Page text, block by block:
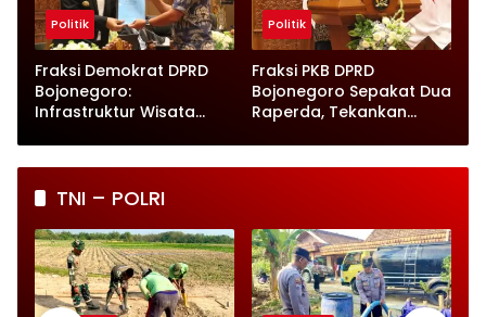
Politik
Fraksi Demokrat DPRD
Bojonegoro:
Infrastruktur Wisata
Prioritas
Politik
Fraksi PKB DPRD
Bojonegoro Sepakat Dua
Raperda, Tekankan
TNI – POLRI